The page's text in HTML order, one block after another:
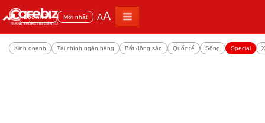
Đọc nhiều Mới nhất AA
Kinh doanh Tài chính ngân hàng Bất động sản Quốc tế Sống Special